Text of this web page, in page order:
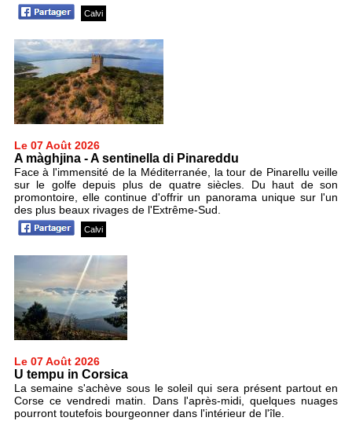
Calvi
Le 07 Août 2026
A màghjina - A sentinella di Pinareddu
Face à l'immensité de la Méditerranée, la tour de Pinarellu veille
sur le golfe depuis plus de quatre siècles. Du haut de son
promontoire, elle continue d'offrir un panorama unique sur l'un
des plus beaux rivages de l'Extrême-Sud.
Calvi
Le 07 Août 2026
U tempu in Corsica
La semaine s'achève sous le soleil qui sera présent partout en
Corse ce vendredi matin. Dans l'après-midi, quelques nuages
pourront toutefois bourgeonner dans l'intérieur de l'île.